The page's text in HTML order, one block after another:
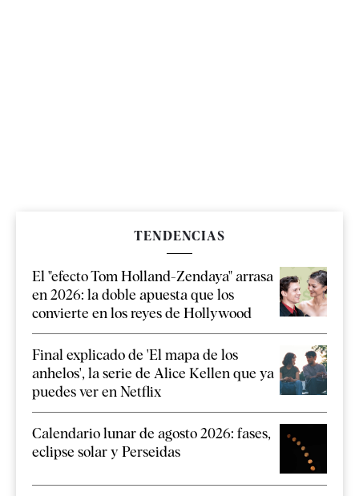
TENDENCIAS
El "efecto Tom Holland-Zendaya" arrasa
en 2026: la doble apuesta que los
convierte en los reyes de Hollywood
Final explicado de 'El mapa de los
anhelos', la serie de Alice Kellen que ya
puedes ver en Netflix
Calendario lunar de agosto 2026: fases,
eclipse solar y Perseidas